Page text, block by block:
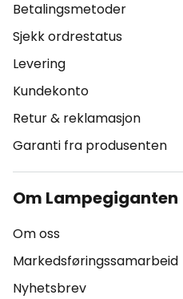
Betalingsmetoder
Sjekk ordrestatus
Levering
Kundekonto
Retur & reklamasjon
Garanti fra produsenten
Om Lampegiganten
Om oss
Markedsføringssamarbeid
Nyhetsbrev